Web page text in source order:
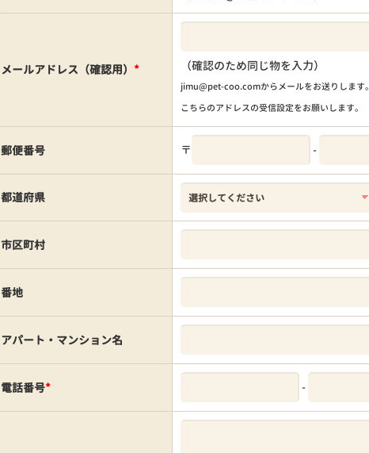
メールアドレス（確認用） * （確認のため同じ物を入力）
jimu@pet-coo.comからメールをお送りします。
こちらのアドレスの受信設定をお願いします。
郵便番号 〒 -
都道府県
市区町村
番地
アパート・マンション名
電話番号* -